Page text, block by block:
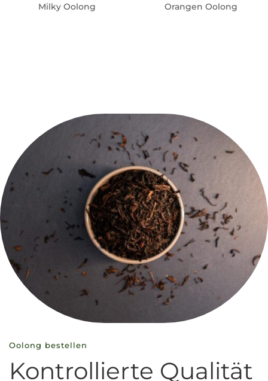
Milky Oolong Orangen Oolong
Oolong bestellen
Kontrollierte Qualität